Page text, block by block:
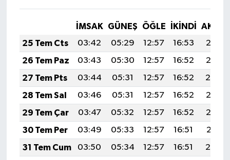
İMSAK GÜNEŞ ÖĞLE İKINDI
25 Tem Cts
03:42 05:29 12:57 16:53
20:15
26 Tem Paz
03:43 05:30 12:57 16:52
20:15
27 Tem Pts
03:44 05:31 12:57 16:52
20:14
28 Tem Sal
03:46 05:31 12:57 16:52
20:13
29 Tem Çar
03:47 05:32 12:57 16:52
20:12
30 Tem Per
03:49 05:33 12:57 16:51
20:11
31 Tem Cum
03:50 05:34 12:57 16:51
20:10